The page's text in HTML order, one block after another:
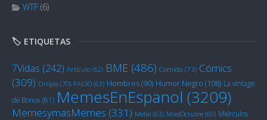
WTF (6)
🏷️ ETIQUETAS
7Vidas (242) Artículo (62) BME (486) Comida (73) Cómics
(309) Drojas (70) FALSO (63) Hombres(90) Humor Negro (108) La vintage
de Bonox(81) MemesEnEspanol (3209)
MemesymasMemes (331) Metal (63) MiedOctubre (60) Miérculos